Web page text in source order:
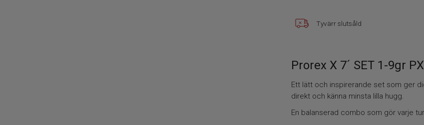
Tyvärr slutsåld
Prorex X 7´ SET 1-9gr
Ett lätt och inspirerande set som ger
direkt och känna minsta lilla hugg.
En balanserad combo som gör varje